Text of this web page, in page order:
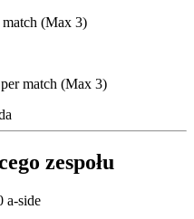
(Max 3)
match (Max 3)
zespołu
a-side